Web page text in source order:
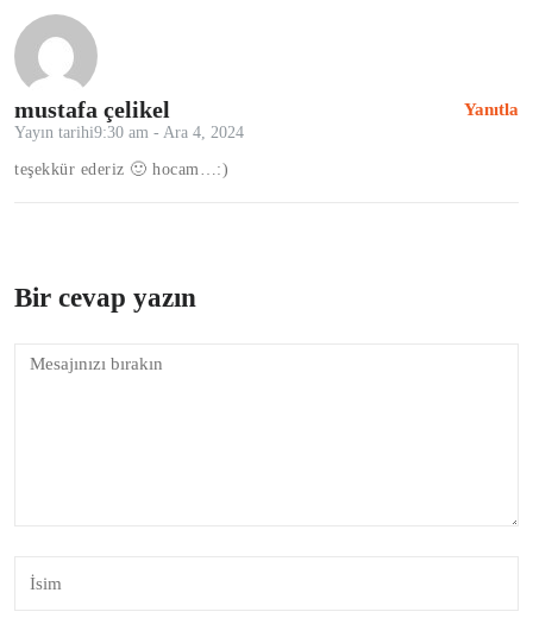
Yanıtla
mustafa çelikel
Yayın tarihi9:30 am - Ara 4, 2024
teşekkür ederiz 🙂 hocam…:)
Bir cevap yazın